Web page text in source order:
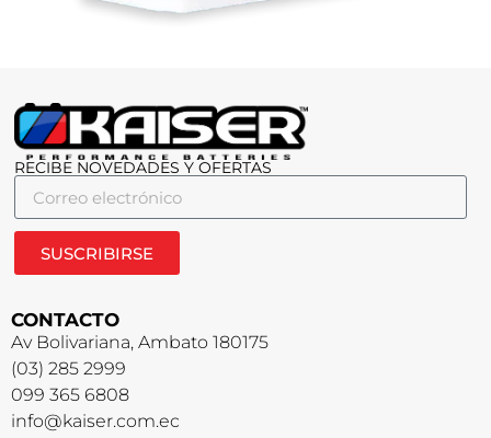
RECIBE NOVEDADES Y OFERTAS
SUSCRIBIRSE
CONTACTO
Av Bolivariana, Ambato 180175
(03) 285 2999
099 365 6808
info@kaiser.com.ec